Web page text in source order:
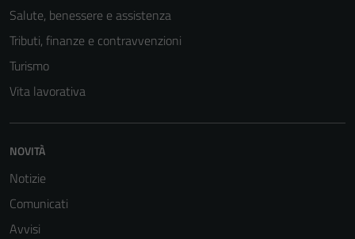
Salute, benessere e assistenza
Tributi, finanze e contravvenzioni
Turismo
Vita lavorativa
NOVITÀ
Notizie
Comunicati
Avvisi